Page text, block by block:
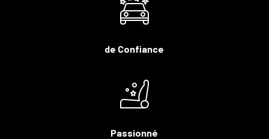
de Confiance
Passionné